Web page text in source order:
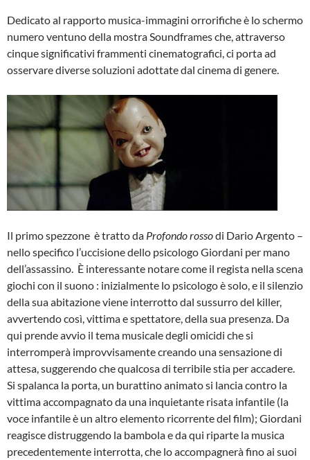
Dedicato al rapporto musica-immagini orrorifiche è lo schermo
numero ventuno della mostra Soundframes che, attraverso
cinque significativi frammenti cinematografici, ci porta ad
osservare diverse soluzioni adottate dal cinema di genere.
Il primo spezzone è tratto da Profondo rossodi Dario Argento –
nello specifico l’uccisione dello psicologo Giordani per mano
dell’assassino. È interessante notare come il regista nella scena
giochi con il suono : inizialmente lo psicologo è solo, e il silenzio
della sua abitazione viene interrotto dal sussurro del killer,
avvertendo così, vittima e spettatore, della sua presenza. Da
qui prende avvio il tema musicale degli omicidi che si
interromperà improvvisamente creando una sensazione di
attesa, suggerendo che qualcosa di terribile stia per accadere.
Si spalanca la porta, un burattino animato si lancia contro la
vittima accompagnato da una inquietante risata infantile (la
voce infantile è un altro elemento ricorrente del film); Giordani
reagisce distruggendo la bambola e da qui riparte la musica
precedentemente interrotta, che lo accompagnerà fino ai suoi